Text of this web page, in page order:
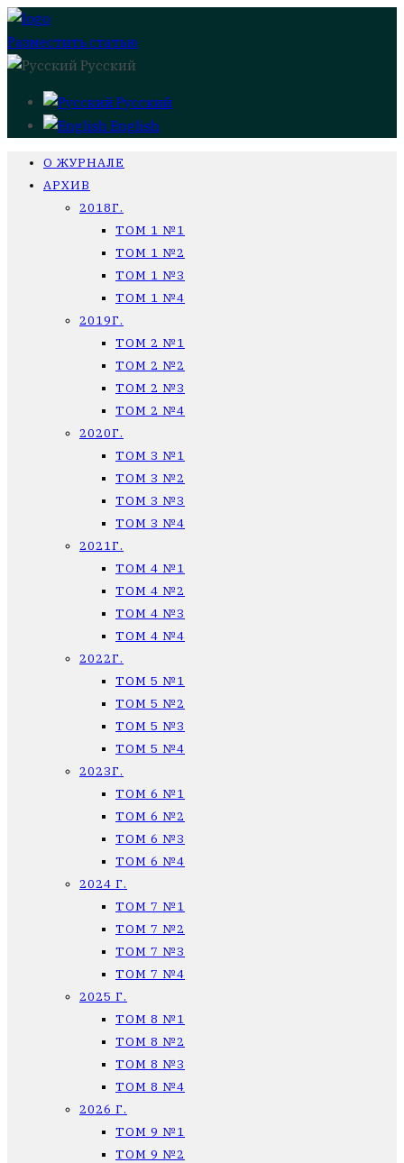
Разместить статью
Русский
Русский
English
О ЖУРНАЛЕ
АРХИВ
2018Г.
ТОМ 1 №1
ТОМ 1 №2
ТОМ 1 №3
ТОМ 1 №4
2019Г.
ТОМ 2 №1
ТОМ 2 №2
ТОМ 2 №3
ТОМ 2 №4
2020Г.
ТОМ 3 №1
ТОМ 3 №2
ТОМ 3 №3
ТОМ 3 №4
2021Г.
ТОМ 4 №1
ТОМ 4 №2
ТОМ 4 №3
ТОМ 4 №4
2022Г.
ТОМ 5 №1
ТОМ 5 №2
ТОМ 5 №3
ТОМ 5 №4
2023Г.
ТОМ 6 №1
ТОМ 6 №2
ТОМ 6 №3
ТОМ 6 №4
2024 Г.
ТОМ 7 №1
ТОМ 7 №2
ТОМ 7 №3
ТОМ 7 №4
2025 Г.
ТОМ 8 №1
ТОМ 8 №2
ТОМ 8 №3
ТОМ 8 №4
2026 Г.
ТОМ 9 №1
ТОМ 9 №2